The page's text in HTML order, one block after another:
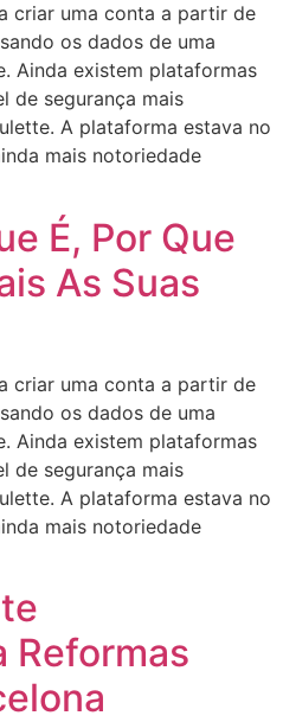
criar uma conta a partir de
os dados de uma
Ainda existem plataformas
de segurança mais
A plataforma estava no
mais notoriedade
É, Por Que
As Suas
criar uma conta a partir de
os dados de uma
Ainda existem plataformas
de segurança mais
A plataforma estava no
mais notoriedade
Reformas